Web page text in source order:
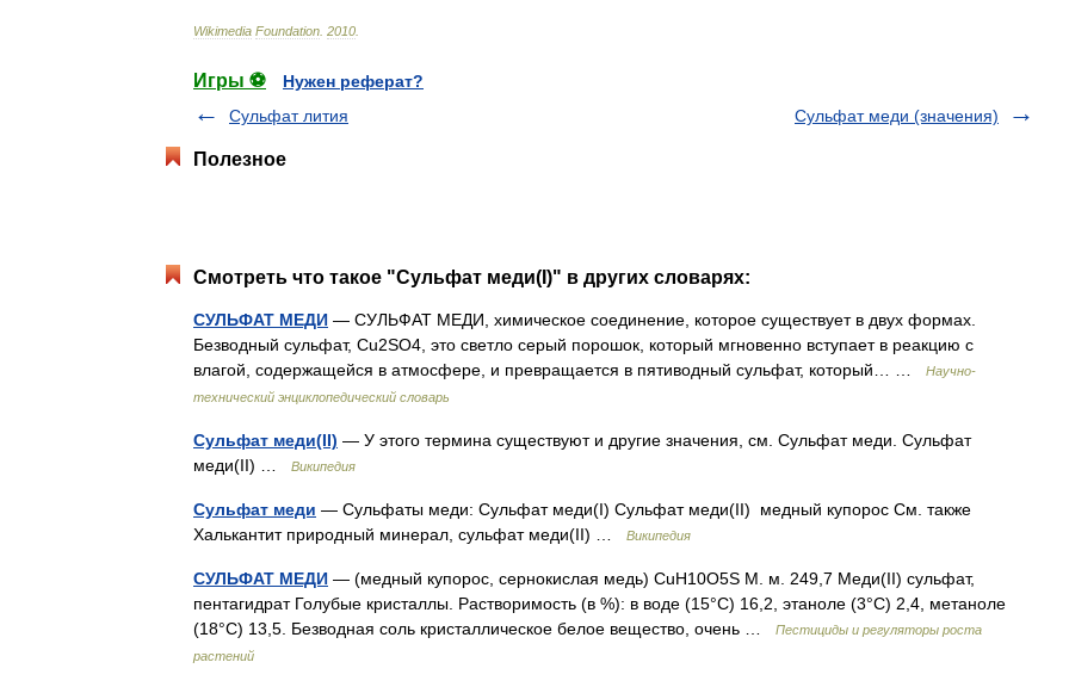
Wikimedia Foundation 2010
Игры ⚽
Нужен реферат?
Сульфат лития
Сульфат меди (значения)
Полезное
Смотреть что такое "Сульфат меди(I)" в других словарях:
СУЛЬФАТ МЕДИ — СУЛЬФАТ МЕДИ, химическое соединение, которое существует в двух формах.
Безводный сульфат, Cu2SO4, это светло серый порошок, который мгновенно вступает в реакцию с
влагой, содержащейся в атмосфере, и превращается в пятиводный сульфат, который… …
Научно-
технический энциклопедический словарь
Сульфат меди(II) — У этого термина существуют и другие значения, см. Сульфат меди. Сульфат
меди(II) …
Википедия
Сульфат меди — Сульфаты меди: Сульфат меди(I) Сульфат меди(II) медный купорос См. также
Халькантит природный минерал, сульфат меди(II) …
Википедия
СУЛЬФАТ МЕДИ — (медный купорос, сернокислая медь) CuH10O5S M. м. 249,7 Меди(II) сульфат,
пентагидрат Голубые кристаллы. Растворимость (в %): в воде (15°С) 16,2, этаноле (3°С) 2,4, метаноле
(18°С) 13,5. Безводная соль кристаллическое белое вещество, очень …
Пестициды и регуляторы роста
растений